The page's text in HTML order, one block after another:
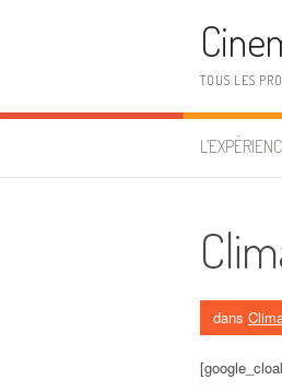
TOUS LES
dans